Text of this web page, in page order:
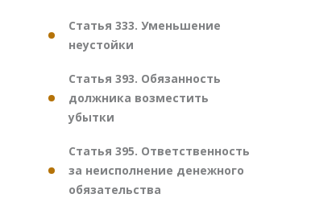
Статья 333. Уменьшение
неустойки
Статья 393. Обязанность
должника возместить
убытки
Статья 395. Ответственность
за неисполнение денежного
обязательства